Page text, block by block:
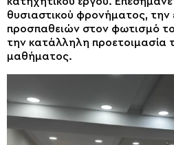
θυσιαστικού φρονήματος,
προσπαθειών στον φωτισμό
την κατάλληλη προετοιμασία
μαθήματος.